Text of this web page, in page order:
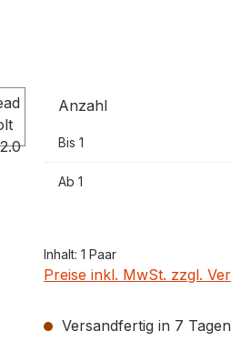
Anzahl
Bis 1
Ab 1
Inhalt: 1 Paar
Preise inkl. MwSt. zzgl.
Versandfertig in 7